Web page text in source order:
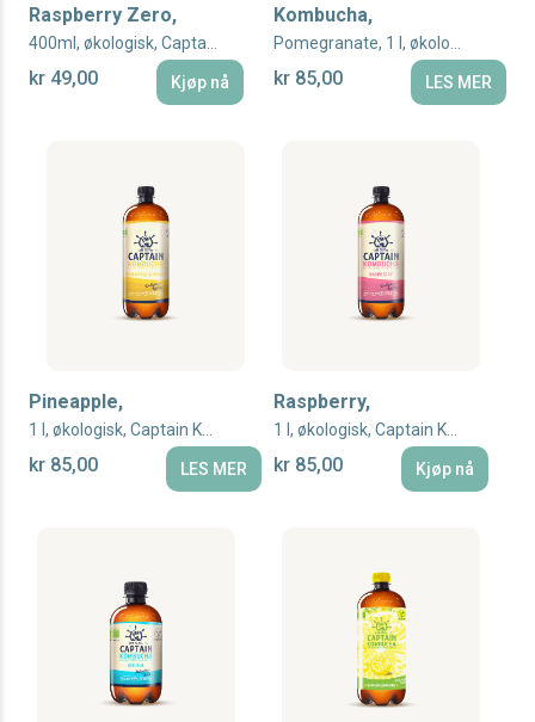
Raspberry Zero,
kr 49,00 Kjøp nå
Kombucha,
kr 85,00 LES MER
Pineapple,
kr 85,00 LES MER
Raspberry,
kr 85,00 Kjøp nå